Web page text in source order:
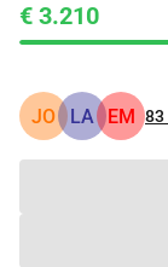
€ 3.210
JO LA EM 83